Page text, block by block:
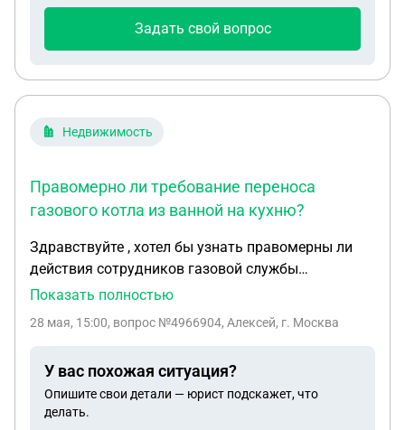
Задать свой вопрос
Недвижимость
Правомерно ли требование переноса
газового котла из ванной на кухню?
Здравствуйте , хотел бы узнать правомерны ли
действия сотрудников газовой службы
приостановившие подачу газа на отопительный
находящиеся в ванной комнате с момента
2025 в результате технического обслуживания
был выдан акт об отсутствии нарушений и
неисправностей. Сейчас они требуют составить
Показать полностью
28 мая, 15:00, вопрос №4966904, Алексей, г. Москва
У вас похожая ситуация?
Опишите свои детали — юрист подскажет, что
делать.